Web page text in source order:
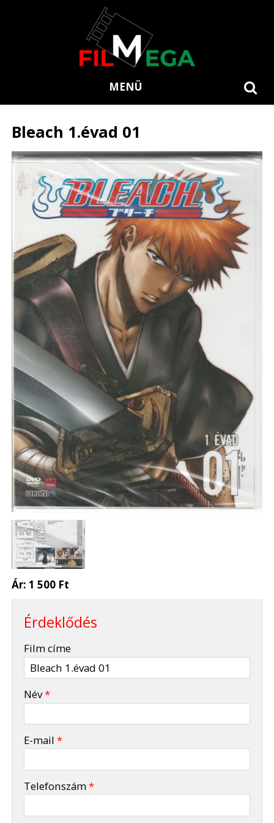
MENÜ
Bleach 1.évad 01
Ár:1 500 Ft
Érdeklődés
Film címe
Név*
E-mail*
Telefonszám*